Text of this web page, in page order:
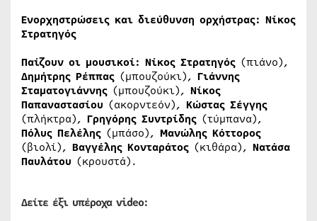
Ενορχηστρώσεις και διεύθυνση ορχήστρας: Νίκος
Στρατηγός
Παίζουν οι μουσικοί: Νίκος Στρατηγός (πιάνο),
Δημήτρης Ρέππας (μπουζούκι), Γιάννης
Σταματογιάννης (μπουζούκι), Νίκος
Παπαναστασίου (ακορντεόν), Κώστας Σέγγης
(πλήκτρα), Γρηγόρης Συντρίδης (τύμπανα),
Πόλυς Πελέλης (μπάσο), Μανώλης Κόττορος
(βιολί), Βαγγέλης Κονταράτος (κιθάρα), Νατάσα
Παυλάτου (κρουστά).
Δείτε έξι υπέροχα video: